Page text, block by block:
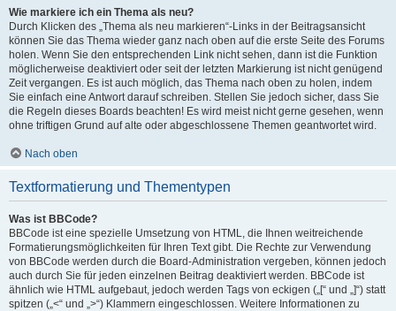
Wie markiere ich ein Thema als neu?
Durch Klicken des „Thema als neu markieren“-Links in der Beitragsansicht
können Sie das Thema wieder ganz nach oben auf die erste Seite des Forums
holen. Wenn Sie den entsprechenden Link nicht sehen, dann ist die Funktion
möglicherweise deaktiviert oder seit der letzten Markierung ist nicht genügend
Zeit vergangen. Es ist auch möglich, das Thema nach oben zu holen, indem
Sie einfach eine Antwort darauf schreiben. Stellen Sie jedoch sicher, dass Sie
die Regeln dieses Boards beachten! Es wird meist nicht gerne gesehen, wenn
ohne triftigen Grund auf alte oder abgeschlossene Themen geantwortet wird.
Nach oben
Textformatierung und Thementypen
Was ist BBCode?
BBCode ist eine spezielle Umsetzung von HTML, die Ihnen weitreichende
Formatierungsmöglichkeiten für Ihren Text gibt. Die Rechte zur Verwendung
von BBCode werden durch die Board-Administration vergeben, können jedoch
auch durch Sie für jeden einzelnen Beitrag deaktiviert werden. BBCode ist
ähnlich wie HTML aufgebaut, jedoch werden Tags von eckigen („[“ und „]“) statt
spitzen („<“ und „>“) Klammern eingeschlossen. Weitere Informationen zu